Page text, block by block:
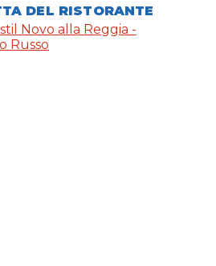
DEL RISTORANTE
Novo alla Reggia -
Russo